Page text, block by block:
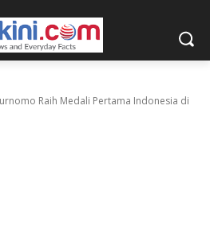
Raih Medali Pertama Indonesia di